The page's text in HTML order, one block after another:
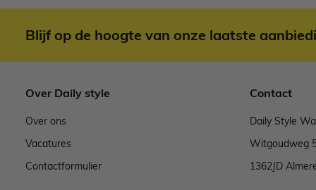
Blijf op de hoogte van onze laatste
Over Daily style
Over ons
Vacatures
Contactformulier
Contact
Daily Style
Witgoudweg
1362JD